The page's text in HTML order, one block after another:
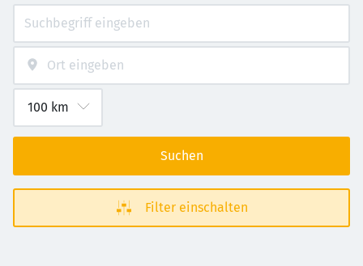
Suchen
Filter einschalten